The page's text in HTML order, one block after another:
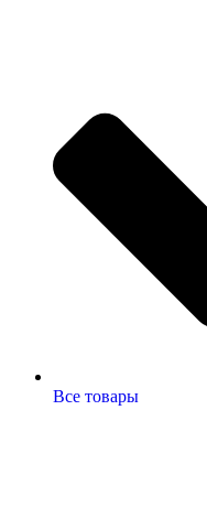
Все товары